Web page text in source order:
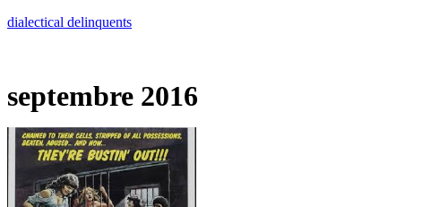
Skip
dialectical delinquents
septembre 2016